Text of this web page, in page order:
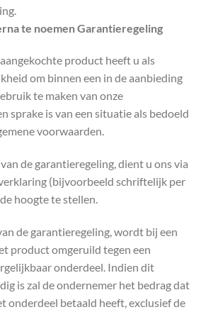
te noemen Garantieregeling
product heeft u als
om binnen een in de aanbieding
te maken van onze
sprake is van een situatie als bedoeld
voorwaarden.
de garantieregeling, dient u ons via
(bijvoorbeeld schriftelijk per
hoogte te stellen.
de garantieregeling, wordt bij een
product omgeruild tegen een
onderdeel. Indien dit
is zal de ondernemer het bedrag dat
onderdeel betaald heeft, exclusief de